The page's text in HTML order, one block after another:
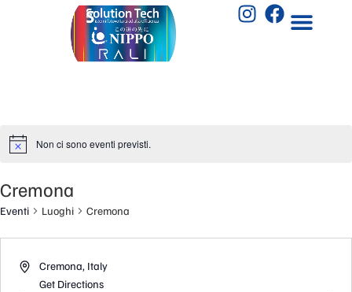
Non ci sono eventi previsti.
Cremona
Eventi Luoghi Cremona
Cremona, Italy
Get Directions